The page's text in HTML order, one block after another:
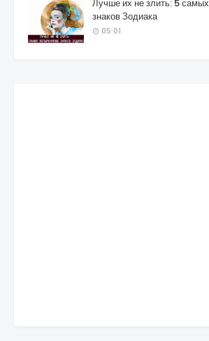
Лучше их не злить: 5
знаков Зодиака
05:01